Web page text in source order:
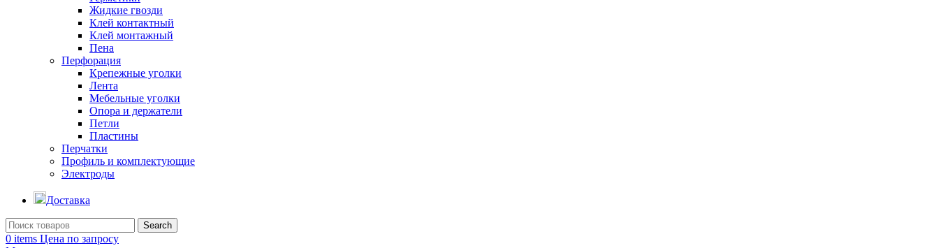
Жидкие гвозди
Клей контактный
Клей монтажный
Пена
Перфорация
Крепежные уголки
Лента
Мебельные уголки
Опора и держатели
Петли
Пластины
Перчатки
Профиль и комплектующие
Электроды
Доставка
Search
0 items Цена по запросу